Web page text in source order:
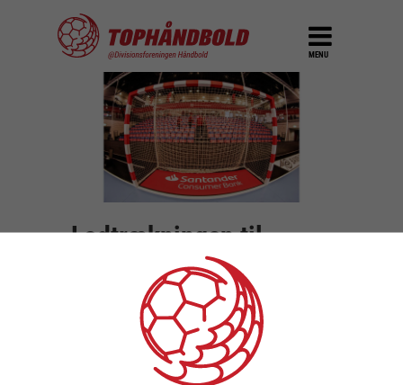
MENU
Lodtrækningen til
kvindernes Santander
6. september 2022